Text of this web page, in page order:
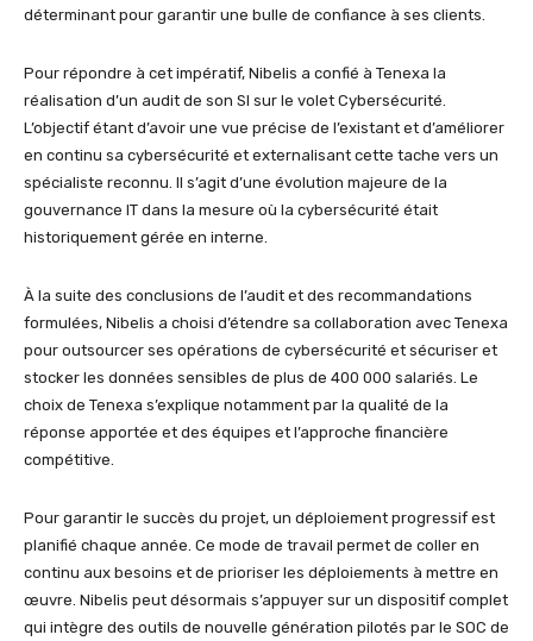
déterminant pour garantir une bulle de confiance à ses clients.
Pour répondre à cet impératif, Nibelis a confié à Tenexa la
réalisation d’un audit de son SI sur le volet Cybersécurité.
L’objectif étant d’avoir une vue précise de l’existant et d’améliorer
en continu sa cybersécurité et externalisant cette tache vers un
spécialiste reconnu. Il s’agit d’une évolution majeure de la
gouvernance IT dans la mesure où la cybersécurité était
historiquement gérée en interne.
À la suite des conclusions de l’audit et des recommandations
formulées, Nibelis a choisi d’étendre sa collaboration avec Tenexa
pour outsourcer ses opérations de cybersécurité et sécuriser et
stocker les données sensibles de plus de 400 000 salariés. Le
choix de Tenexa s’explique notamment par la qualité de la
réponse apportée et des équipes et l’approche financière
compétitive.
Pour garantir le succès du projet, un déploiement progressif est
planifié chaque année. Ce mode de travail permet de coller en
continu aux besoins et de prioriser les déploiements à mettre en
œuvre. Nibelis peut désormais s’appuyer sur un dispositif complet
qui intègre des outils de nouvelle génération pilotés par le SOC de